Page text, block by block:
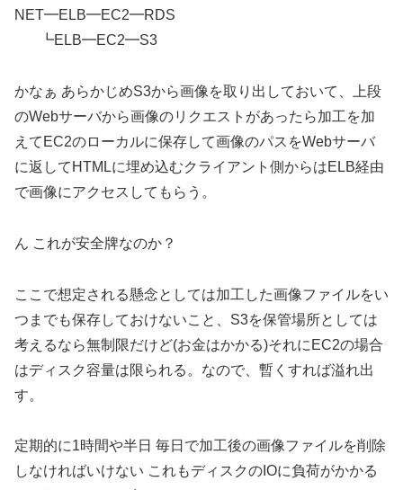
NET━ELB━EC2━RDS
┗ELB━EC2━S3
かなぁ あらかじめS3から画像を取り出しておいて、上段
のWebサーバから画像のリクエストがあったら加工を加
えてEC2のローカルに保存して画像のパスをWebサーバ
に返してHTMLに埋め込むクライアント側からはELB経由
で画像にアクセスしてもらう。
ん これが安全牌なのか？
ここで想定される懸念としては加工した画像ファイルをい
つまでも保存しておけないこと、S3を保管場所としては
考えるなら無制限だけど(お金はかかる)それにEC2の場合
はディスク容量は限られる。なので、暫くすれば溢れ出
す。
定期的に1時間や半日 毎日で加工後の画像ファイルを削除
しなければいけない これもディスクのIOに負荷がかかる